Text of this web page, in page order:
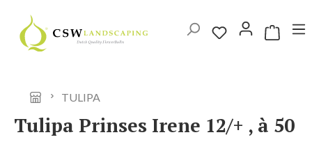
Ga naar de hoofdinhoud
TULIPA
Tulipa Prinses Irene 12/+ , à 50